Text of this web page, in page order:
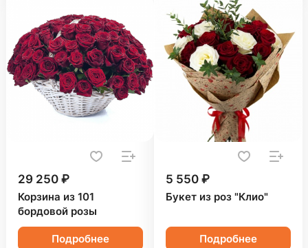
29 250 ₽
Корзина из 101
бордовой розы
Подробнее
5 550 ₽
Букет из роз "Клио"
Подробнее